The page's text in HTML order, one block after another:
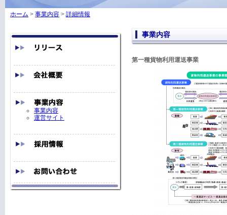
ホーム > 事業内容 > 詳細情報
事業内容
運営サイト
事業内容
第一種貨物利用運送事業